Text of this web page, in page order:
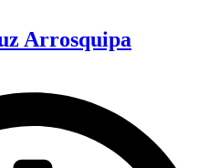
Arrosquipa